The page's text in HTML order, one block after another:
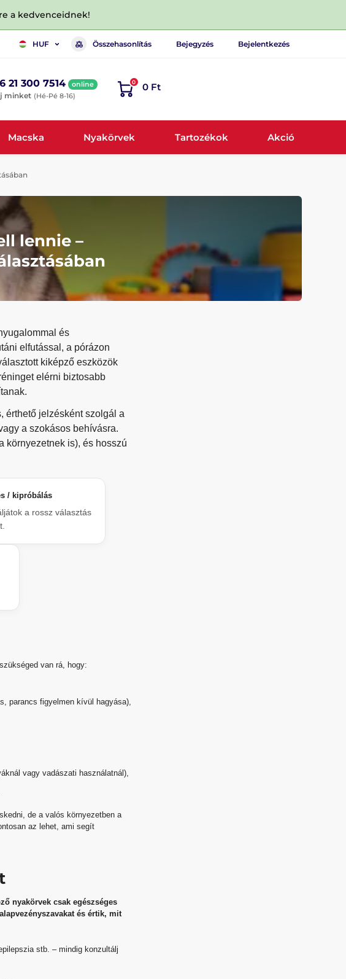
a kedvenceidnek!
HUF Összehasonlítás Bejegyzés Bejelentkezés
21 300 7514 online
minket (Hé-Pé 8-16)
0 0 Ft
Macska Nyakörvek Tartozékok Akció
lennie –
és
elfutással, a pórázon
kiképző eszközök
elérni biztosabb
érthető jelzésként szolgál a
a szokásos behívásra.
környezetnek is), és hosszú
/ kipróbálás
a rossz választás
van rá, hogy:
parancs figyelmen kívül hagyása),
vagy vadászati használatnál),
de a valós környezetben a
az lehet, ami segít
nyakörvek csak egészséges
és értik, mit
stb. – mindig konzultálj